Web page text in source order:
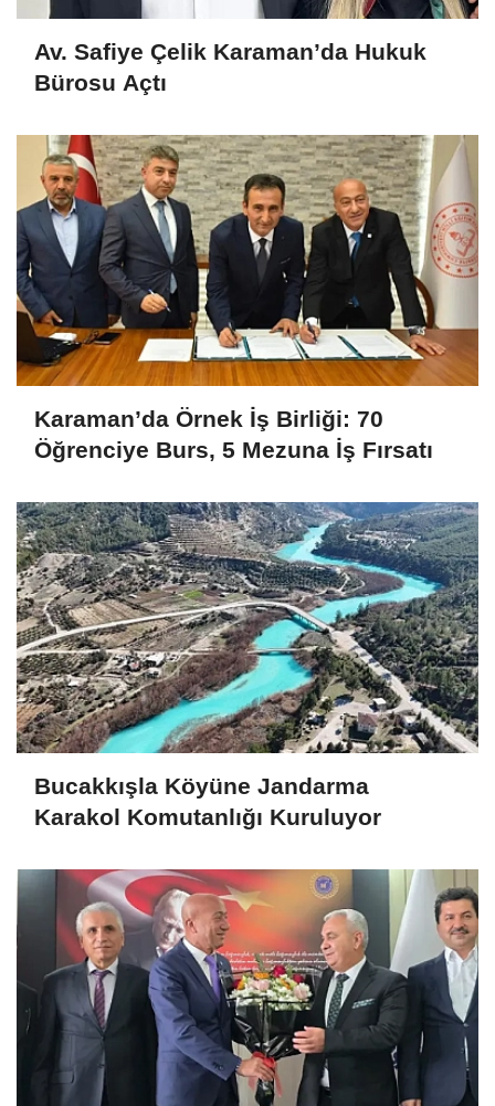
Av. Safiye Çelik Karaman’da Hukuk
Bürosu Açtı
Karaman’da Örnek İş Birliği: 70
Öğrenciye Burs, 5 Mezuna İş Fırsatı
Bucakkışla Köyüne Jandarma
Karakol Komutanlığı Kuruluyor